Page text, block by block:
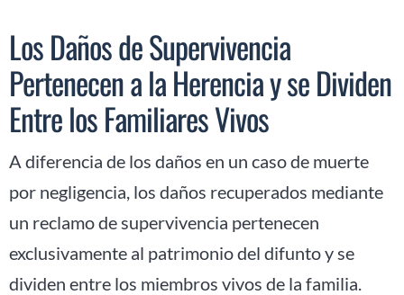
Los Daños de Supervivencia
Pertenecen a la Herencia y se Dividen
Entre los Familiares Vivos
A diferencia de los daños en un caso de muerte
por negligencia, los daños recuperados mediante
un reclamo de supervivencia pertenecen
exclusivamente al patrimonio del difunto y se
dividen entre los miembros vivos de la familia.